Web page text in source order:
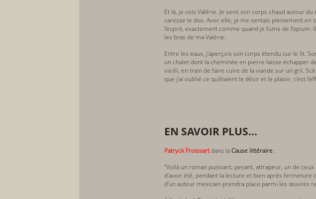
Et là, je vois Valérie. Je sens son corps chaud autour
caresse le dos. Avec elle, je me sentais pleinement en
l’esprit, exactement comme quand je fume de
les bras de ma Valérie.
Entre les eaux, j’aperçois son corps étendu sur le lit.
un chalet dont la cheminée en pierre laisse échapper
vieilli, en train de faire cuire de la viande sur un gril.
que j’ai oublié ce qu’étaient le désir et le plaisir, c’est
EN SAVOIR PLUS...
Patryck Froissartdans laCause littéraire :
"Voilà un roman puissant, pesant, attrapeur, un de
d’avoir été, pendant la lecture et bien après
d’un auteur mexicain prendra place parmi les œuvres